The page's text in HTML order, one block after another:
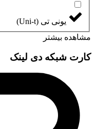
یونی تی (Uni-t)
مشاهده بیشتر
کارت شبکه دی لینک